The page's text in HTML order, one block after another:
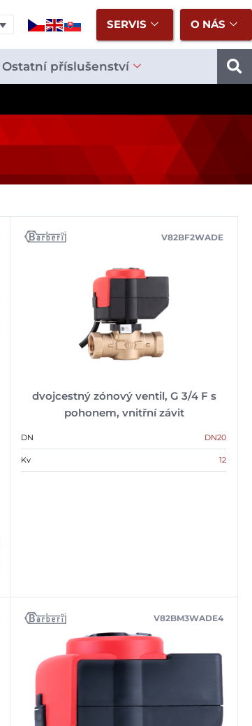
SERVIS O NÁS
Ostatní příslušenství
dvojcestný zónový ventil, G 3/4 F s
pohonem, vnitřní závit
V82BF2WADE
DN DN20
Kv 12
V82BM3WADE4